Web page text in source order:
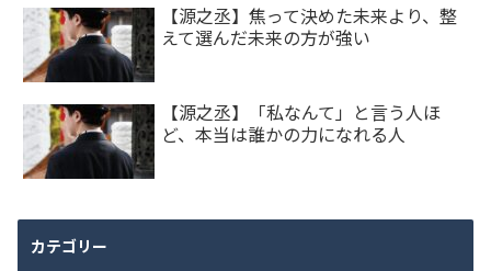
【源之丞】焦って決めた未来より、整
えて選んだ未来の方が強い
【源之丞】「私なんて」と言う人ほ
ど、本当は誰かの力になれる人
カテゴリー